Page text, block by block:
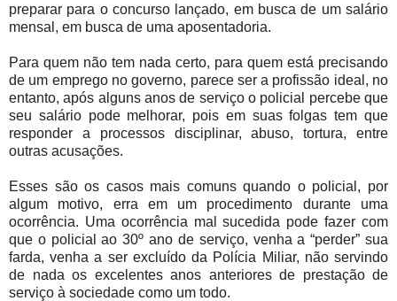
preparar para o concurso lançado, em busca de um salário
mensal, em busca de uma aposentadoria.
Para quem não tem nada certo, para quem está precisando
de um emprego no governo, parece ser a profissão ideal, no
entanto, após alguns anos de serviço o policial percebe que
seu salário pode melhorar, pois em suas folgas tem que
responder a processos disciplinar, abuso, tortura, entre
outras acusações.
Esses são os casos mais comuns quando o policial, por
algum motivo, erra em um procedimento durante uma
ocorrência. Uma ocorrência mal sucedida pode fazer com
que o policial ao 30º ano de serviço, venha a “perder” sua
farda, venha a ser excluído da Polícia Miliar, não servindo
de nada os excelentes anos anteriores de prestação de
serviço à sociedade como um todo.